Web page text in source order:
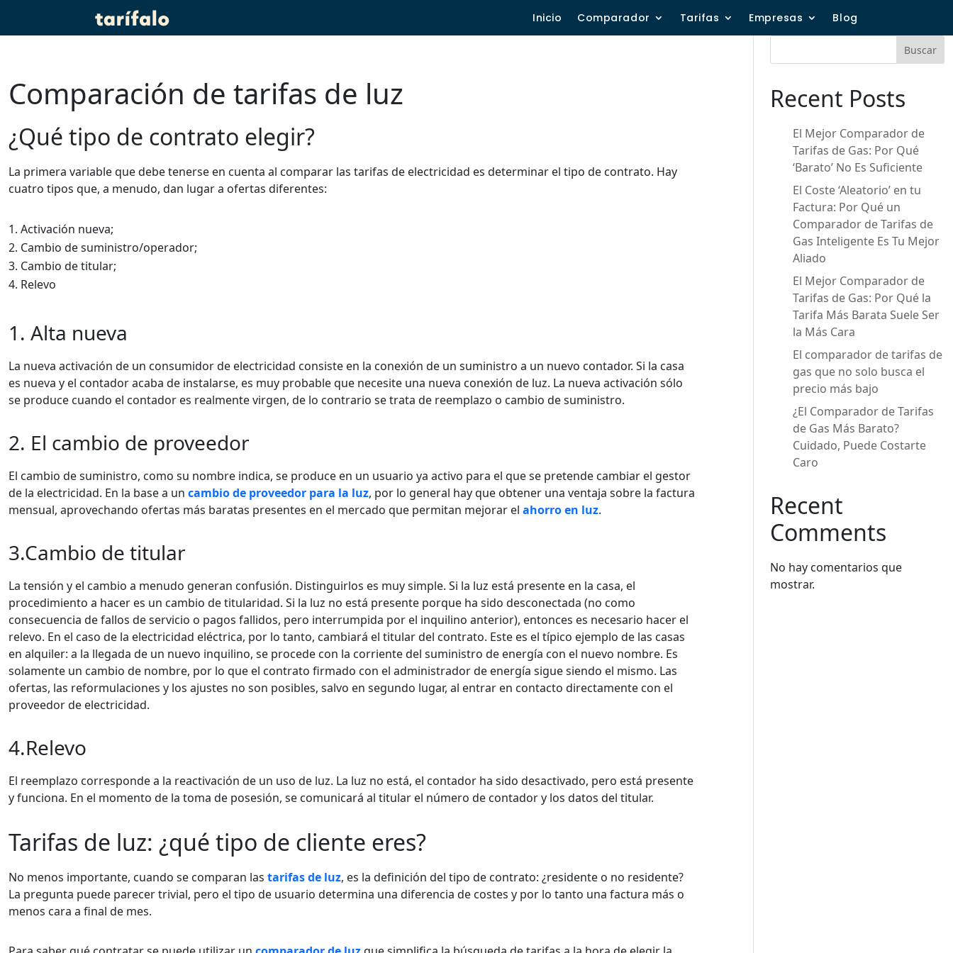
Inicio Comparador Tarifas Empresas Blog
Comparación de tarifas de luz
¿Qué tipo de contrato elegir?
La primera variable que debe tenerse en cuenta al comparar las tarifas de electricidad es determinar el tipo de contrato. Hay
cuatro tipos que, a menudo, dan lugar a ofertas diferentes:
Activación nueva;
Cambio de suministro/operador;
Cambio de titular;
Relevo
1. Alta nueva
La nueva activación de un consumidor de electricidad consiste en la conexión de un suministro a un nuevo contador. Si la casa
es nueva y el contador acaba de instalarse, es muy probable que necesite una nueva conexión de luz. La nueva activación sólo
se produce cuando el contador es realmente virgen, de lo contrario se trata de reemplazo o cambio de suministro.
2. El cambio de proveedor
El cambio de suministro, como su nombre indica, se produce en un usuario ya activo para el que se pretende cambiar el gestor
de la electricidad. En la base a un cambio de proveedor para la luz, por lo general hay que obtener una ventaja sobre la factura
mensual, aprovechando ofertas más baratas presentes en el mercado que permitan mejorar el ahorro en luz.
3.Cambio de titular
La tensión y el cambio a menudo generan confusión. Distinguirlos es muy simple. Si la luz está presente en la casa, el
procedimiento a hacer es un cambio de titularidad. Si la luz no está presente porque ha sido desconectada (no como
consecuencia de fallos de servicio o pagos fallidos, pero interrumpida por el inquilino anterior), entonces es necesario hacer el
relevo. En el caso de la electricidad eléctrica, por lo tanto, cambiará el titular del contrato. Este es el típico ejemplo de las casas
en alquiler: a la llegada de un nuevo inquilino, se procede con la corriente del suministro de energía con el nuevo nombre. Es
solamente un cambio de nombre, por lo que el contrato firmado con el administrador de energía sigue siendo el mismo. Las
ofertas, las reformulaciones y los ajustes no son posibles, salvo en segundo lugar, al entrar en contacto directamente con el
proveedor de electricidad.
4.Relevo
El reemplazo corresponde a la reactivación de un uso de luz. La luz no está, el contador ha sido desactivado, pero está presente
y funciona. En el momento de la toma de posesión, se comunicará al titular el número de contador y los datos del titular.
Tarifas de luz: ¿qué tipo de cliente eres?
No menos importante, cuando se comparan las tarifas de luz, es la definición del tipo de contrato: ¿residente o no residente?
La pregunta puede parecer trivial, pero el tipo de usuario determina una diferencia de costes y por lo tanto una factura más o
menos cara a final de mes.
Buscar
Recent Posts
El Mejor Comparador de
Tarifas de Gas: Por Qué
‘Barato’ No Es Suficiente
El Coste ‘Aleatorio’ en tu
Factura: Por Qué un
Comparador de Tarifas de
Gas Inteligente Es Tu Mejor
Aliado
El Mejor Comparador de
Tarifas de Gas: Por Qué la
Tarifa Más Barata Suele Ser
la Más Cara
El comparador de tarifas de
gas que no solo busca el
precio más bajo
¿El Comparador de Tarifas
de Gas Más Barato?
Cuidado, Puede Costarte
Caro
Recent
Comments
No hay comentarios que
mostrar.